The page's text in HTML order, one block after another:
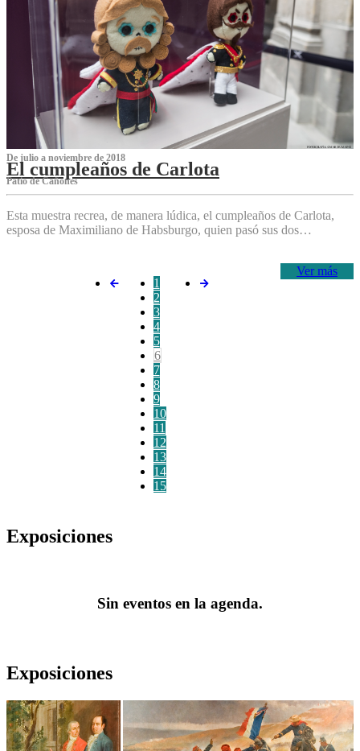
De julio a noviembre de 2018
El cumpleaños de Carlota
Patio de Cañones
Esta muestra recrea, de manera lúdica, el cumpleaños de Carlota,
esposa de Maximiliano de Habsburgo, quien pasó sus dos…
Ver más
1
2
3
4
5
6
7
8
9
10
11
12
13
14
15
Exposiciones
Sin eventos en la agenda.
Exposiciones